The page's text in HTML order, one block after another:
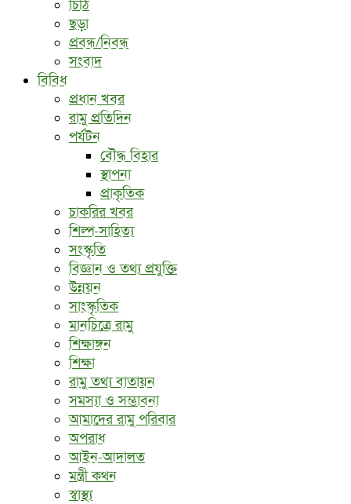
চিঠি
ছড়া
প্রবন্ধ/নিবন্ধ
সংবাদ
বিবিধ
প্রধান খবর
রামু প্রতিদিন
পর্যটন
বৌদ্ধ ‍বিহার
স্থাপনা
প্রাকৃতিক
চাকরির খবর
শিল্প-সাহিত্য
সংস্কৃতি
বিজ্ঞান ও তথ্য প্রযুক্তি
উন্নয়ন
সাংস্কৃতিক
মানচিত্রে রামু
শিক্ষাঙ্গন
শিক্ষা
রামু তথ্য বাতায়ন
সমস্যা ও সম্ভাবনা
আমাদের রামু পরিবার
অপরাধ
আইন-আদালত
মন্ত্রী কথন
স্বাস্থ্য